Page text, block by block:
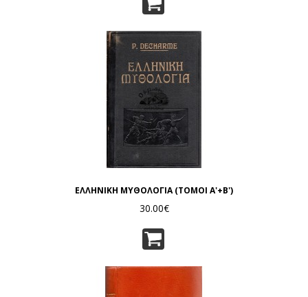
ΕΛΛΗΝΙΚΗ ΜΥΘΟΛΟΓΙΑ (ΤΟΜΟΙ Α'+Β')
30.00€